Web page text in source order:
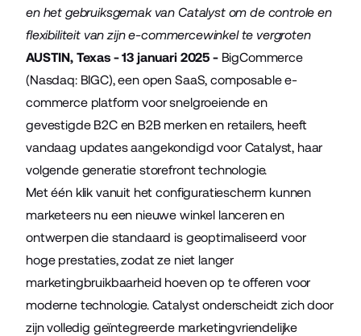
en het gebruiksgemak van Catalyst om de controle en
flexibiliteit van zijn e-commercewinkel te vergroten
AUSTIN, Texas - 13 januari 2025 -BigCommerce
(Nasdaq: BIGC), een open SaaS, composable e-
commerce platform voor snelgroeiende en
gevestigde B2C en B2B merken en retailers, heeft
vandaag updates aangekondigd voor Catalyst, haar
volgende generatie storefront technologie.
Met één klik vanuit het configuratiescherm kunnen
marketeers nu een nieuwe winkel lanceren en
ontwerpen die standaard is geoptimaliseerd voor
hoge prestaties, zodat ze niet langer
marketingbruikbaarheid hoeven op te offeren voor
moderne technologie. Catalyst onderscheidt zich door
zijn volledig geïntegreerde marketingvriendelijke